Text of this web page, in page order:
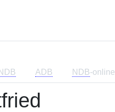
NDB ADB NDB-online